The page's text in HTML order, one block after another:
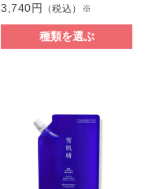
3,740円
（税込）※
種類を選ぶ